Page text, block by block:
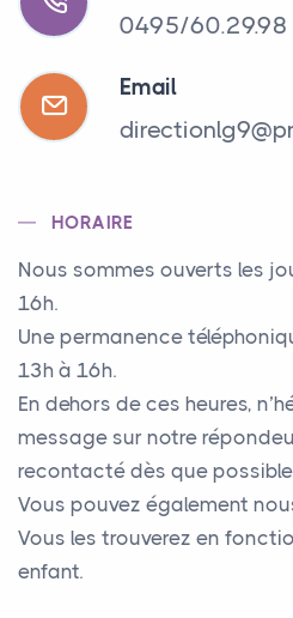
0495/60.29.98
Email
HORAIRE
Nous sommes ouverts les
16h.
Une permanence
13h à 16h.
En dehors de ces heures,
message sur notre
recontacté dès que
Vous pouvez également
Vous les trouverez en
enfant.